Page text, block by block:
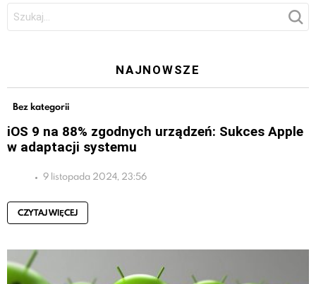
Szukaj:
NAJNOWSZE
Bez kategorii
iOS 9 na 88% zgodnych urządzeń: Sukces Apple
w adaptacji systemu
9 listopada 2024, 23:56
CZYTAJ WIĘCEJ